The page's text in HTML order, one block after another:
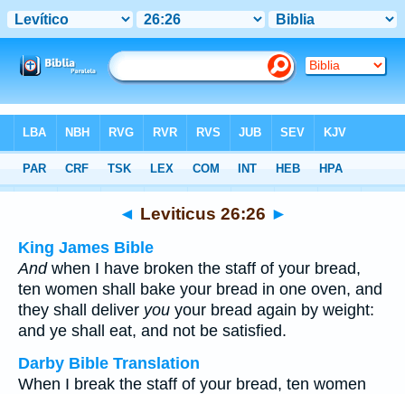
Multilingual > Leviticus 26:26
◄ Leviticus 26:26 ►
King James Bible
Andwhen I have broken the staff of your bread,
ten women shall bake your bread in one oven, and
they shall deliver you your bread again by weight:
and ye shall eat, and not be satisfied.
Darby Bible Translation
When I break the staff of your bread, ten women